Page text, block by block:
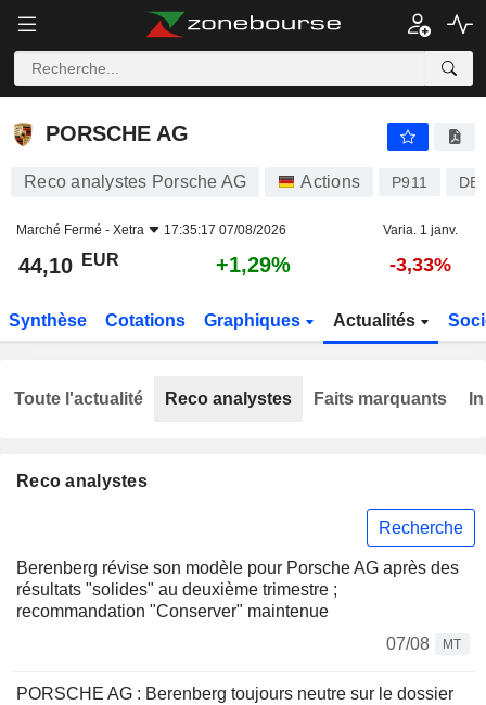
PORSCHE AG
PORSCHE AG
Reco analystes Porsche AG Actions P911
Marché Fermé - Xetra 17:35:17 07/08/2026 Varia. 1 janv.
44,10 EUR +1,29% -3,33%
Synthèse Cotations Graphiques Actualités
Reco analystes
Recherche
Berenberg révise son modèle pour Porsche AG après des
résultats "solides" au deuxième trimestre ;
recommandation "Conserver" maintenue
07/08
MT
PORSCHE AG : Berenberg toujours neutre sur le dossier
Toute l'actualité Reco analystes Faits marquants